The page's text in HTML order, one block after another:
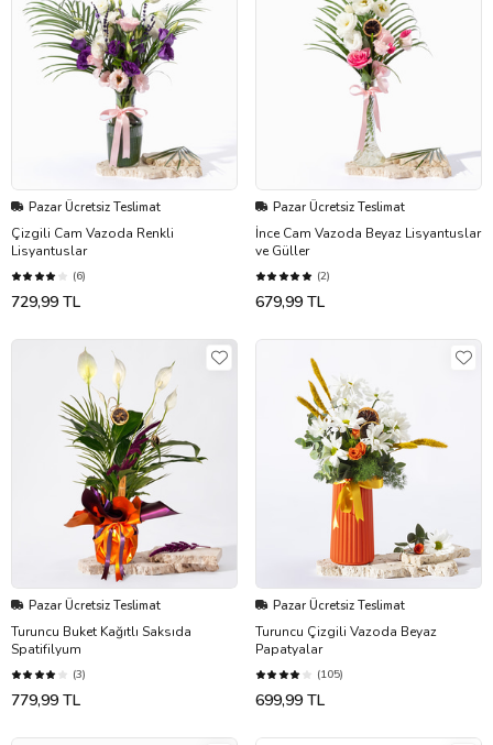
Pazar Ücretsiz Teslimat
Çizgili Cam Vazoda Renkli
Lisyantuslar
(6)
729,99 TL
Pazar Ücretsiz Teslimat
İnce Cam Vazoda Beyaz Lisyantuslar
ve Güller
(2)
679,99 TL
Pazar Ücretsiz Teslimat
Turuncu Buket Kağıtlı Saksıda
Spatifilyum
(3)
779,99 TL
Pazar Ücretsiz Teslimat
Turuncu Çizgili Vazoda Beyaz
Papatyalar
(105)
699,99 TL